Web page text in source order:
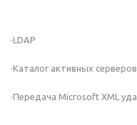
·LDAP
·Каталог активных серверов
·Передача Microsoft XML